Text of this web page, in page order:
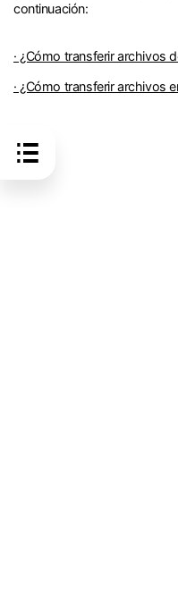
continuación:
· ¿Cómo transferir archivos
· ¿Cómo transferir archivos